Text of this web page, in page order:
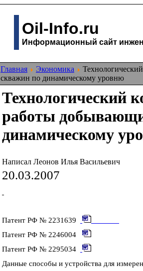
Oil-Info.ru
Информационный сайт
Главная Экономика
скважин по динамическому уровню
Технологический
работы
динамическому
Написал Леонов Илья Васильевич
20.03.2007
Патент РФ № 2231639
Патент РФ № 2246004
Патент РФ № 2295034
Данные способы и устройства для